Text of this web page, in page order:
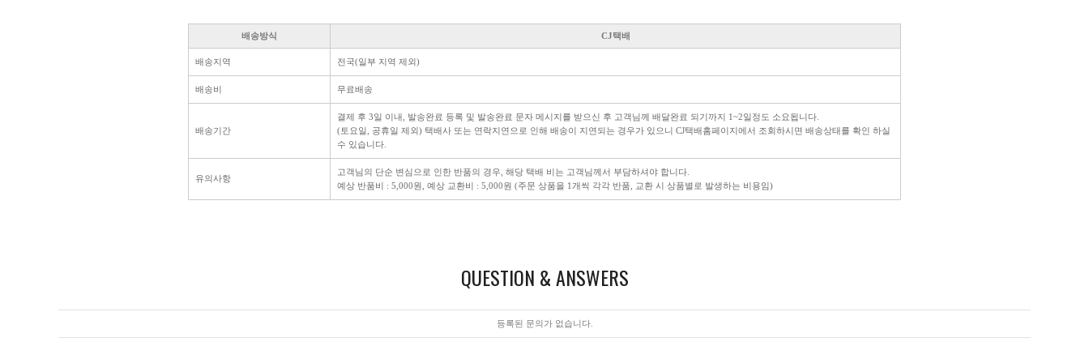
배송방식
CJ택배
배송지역 전국(일부 지역 제외)
배송비 무료배송
배송기간
결제 후 3일 이내, 발송완료 등록 및 발송완료 문자 메시지를 받으신 후 고객님께 배달완료 되기까지 1~2일정도 소요됩니다.
(토요일, 공휴일 제외) 택배사 또는 연락지연으로 인해 배송이 지연되는 경우가 있으니 CJ택배홈페이지에서 조회하시면 배송상태를 확인 하실
수 있습니다.
유의사항
고객님의 단순 변심으로 인한 반품의 경우, 해당 택배 비는 고객님께서 부담하셔야 합니다.
예상 반품비 : 5,000원, 예상 교환비 : 5,000원 (주문 상품을 1개씩 각각 반품, 교환 시 상품별로 발생하는 비용임)
QUESTION & ANSWERS
등록된 문의가 없습니다.